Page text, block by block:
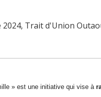
Trait d'Union
» est une initiative qui vise à